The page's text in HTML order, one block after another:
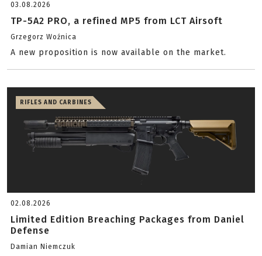
03.08.2026
TP-5A2 PRO, a refined MP5 from LCT Airsoft
Grzegorz Woźnica
A new proposition is now available on the market.
RIFLES AND CARBINES
02.08.2026
Limited Edition Breaching Packages from Daniel
Defense
Damian Niemczuk